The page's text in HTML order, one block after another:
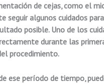
de cejas, como el
seguir algunos cuidados
posible. Uno de los
durante las
procedimiento.
ese período de tiempo,